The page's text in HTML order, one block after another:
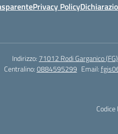
Privacy Policy
Indirizzo: 71012 Rodi Garganico
Centralino:0884595299 Email: